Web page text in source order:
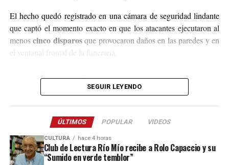
El hecho quedó registrado en una cámara de seguridad lindante
que captó el momento exacto en que los atacantes ejecutaron al
menoscinco disparosque provocaron daños en las paredes y en
el ventanal frontal de la funeraria.
hacia el acceso a El Soberbio y en el lugar intervino el personal
Este ataque se suma a otros tantos episodios similares registrados
recientemente en contra de comercios o propiedades vinculadas a
Coleco, ex intendente de El Soberbio que en 2013 fue destituido
SEGUIR LEYENDO
ÚLTIMOS POPULAR VIDEOS
CULTURA hace 4 horas
Club de Lectura Río Mío recibe a Rolo Capaccio y su
“Sumido en verde temblor”